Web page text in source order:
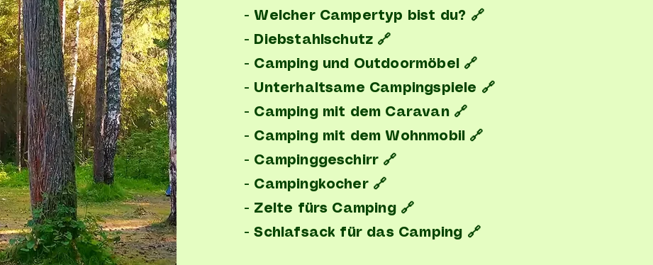
- Welcher Campertyp bist du? 🔗
- Diebstahlschutz 🔗
- Camping und Outdoormöbel 🔗
- Unterhaltsame Campingspiele 🔗
- Camping mit dem Caravan 🔗
- Camping mit dem Wohnmobil 🔗
- Campinggeschirr 🔗
- Campingkocher 🔗
- Zelte fürs Camping 🔗
- Schlafsack für das Camping 🔗